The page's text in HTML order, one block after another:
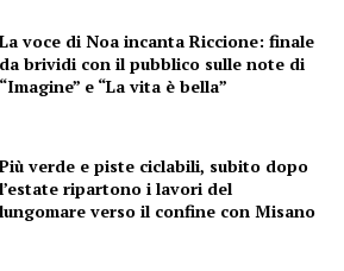
La voce di Noa incanta Riccione: finale
da brividi con il pubblico sulle note di
“Imagine” e “La vita è bella”
Più verde e piste ciclabili, subito dopo
l’estate ripartono i lavori del
lungomare verso il confine con Misano